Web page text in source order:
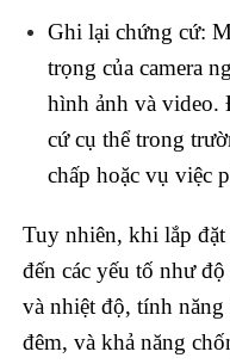
Ghi lại chứng cứ:
trọng của camera
hình ảnh và video.
cứ cụ thể trong
chấp hoặc vụ việc
Tuy nhiên, khi lắp đặt
đến các yếu tố như
và nhiệt độ, tính năng
đêm, và khả năng